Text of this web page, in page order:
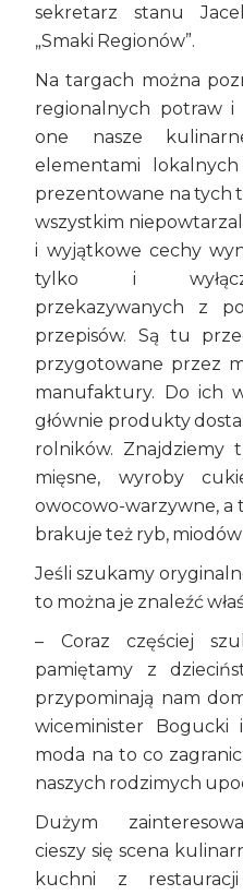
sekretarz stanu
„Smaki Regionów”.
Na targach można
regionalnych potraw i
one nasze
elementami
prezentowane na tych
wszystkim
i wyjątkowe cechy
tylko i
przekazywanych z
przepisów. Są tu
przygotowane przez
manufaktury. Do ich
głównie produkty
rolników. Znajdziemy
mięsne, wyroby
owocowo-warzywne, a
brakuje też ryb, miodów
Jeśli szukamy
to można je znaleźć
– Coraz częściej
pamiętamy z
przypominają nam
wiceminister Bogucki
moda na to co
naszych rodzimych
Dużym
cieszy się scena
kuchni z